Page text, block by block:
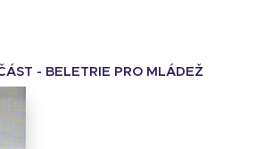
- BELETRIE PRO MLÁDEŽ